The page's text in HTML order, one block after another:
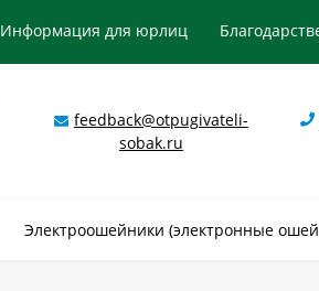
Информация для юрлиц
feedback@otpugivateli-
sobak.ru
Электроошейники (электронные